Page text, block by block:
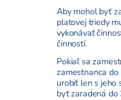
Aby mohol byť
platovej triedy
vykonávať
činností.
Pokiaľ sa
zamestnanca
urobiť len s jeho
byť zaradená do